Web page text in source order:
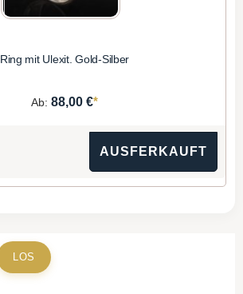
Ring mit Ulexit. Gold-Silber
Ab: 88,00 €*
AUSFERKAUFT